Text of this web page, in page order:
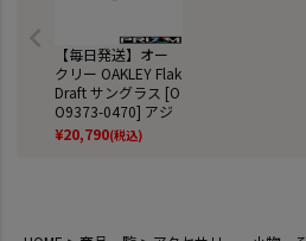
【毎日発送】オー
クリー OAKLEY Flak
Draft サングラス [O
O9373-0470] アジ
アンフィットモデ
¥20,790(税込)